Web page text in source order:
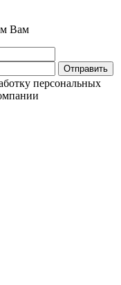
Вам
персональных